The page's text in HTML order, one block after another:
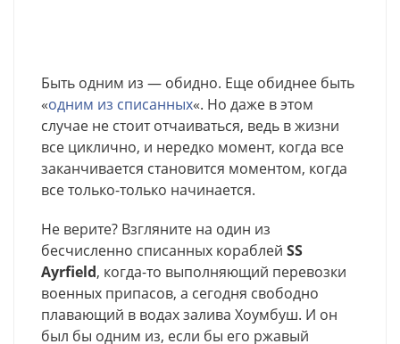
Быть одним из — обидно. Еще обиднее быть
«одним из списанных«. Но даже в этом
случае не стоит отчаиваться, ведь в жизни
все циклично, и нередко момент, когда все
заканчивается становится моментом, когда
все только-только начинается.
Не верите? Взгляните на один из
бесчисленно списанных кораблей SS
Ayrfield, когда-то выполняющий перевозки
военных припасов, а сегодня свободно
плавающий в водах залива Хоумбуш. И он
был бы одним из, если бы его ржавый